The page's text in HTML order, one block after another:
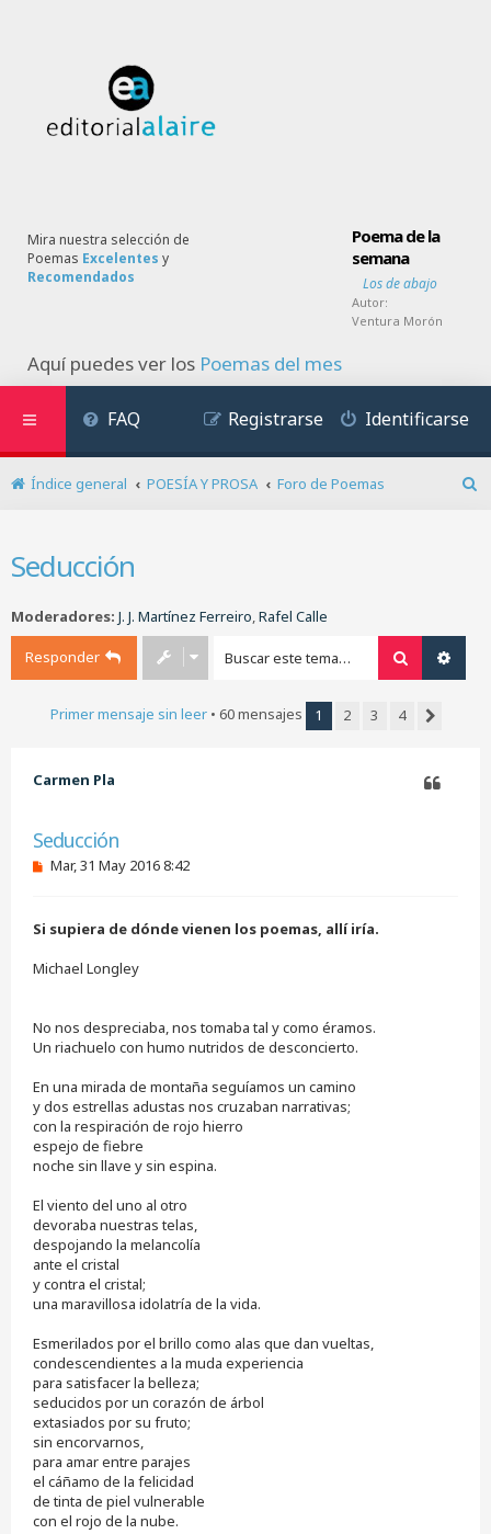
Mira nuestra selección de
Poemas Excelentes y
Recomendados
Poema de la
semana
Los de abajo
Autor:
Ventura Morón
Aquí puedes ver los Poemas del mes
FAQ Identificarse
Registrarse
Índice general POESÍA Y PROSA
Foro de Poemas
Seducción
Moderadores: J. J. Martínez Ferreiro Rafel Calle
Responder Buscar
Primer mensaje sin leer• 60 mensajes 1 2 3
4
Carmen Pla
Seducción
M
a
e
s
l
e
Mar, 31 May 2016 8:42
Si supiera de dónde vienen los poemas, allí iría.
Michael Longley
No nos despreciaba, nos tomaba tal y como éramos.
Un riachuelo con humo nutridos de desconcierto.
En una mirada de montaña seguíamos un camino
y dos estrellas adustas nos cruzaban narrativas;
con la respiración de rojo hierro
espejo de fiebre
noche sin llave y sin espina.
El viento del uno al otro
devoraba nuestras telas,
despojando la melancolía
ante el cristal
y contra el cristal;
una maravillosa idolatría de la vida.
Esmerilados por el brillo como alas que dan vueltas,
condescendientes a la muda experiencia
para satisfacer la belleza;
seducidos por un corazón de árbol
extasiados por su fruto;
sin encorvarnos,
para amar entre parajes
el cáñamo de la felicidad
de tinta de piel vulnerable
con el rojo de la nube.